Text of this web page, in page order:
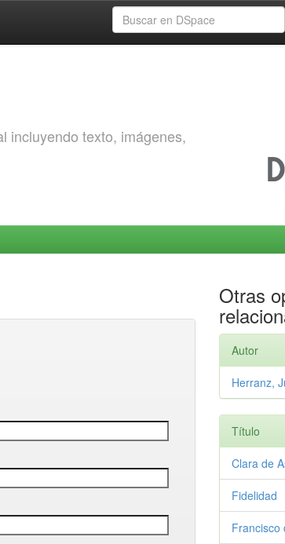
incluyendo texto, imágenes,
Otras
Autor
Herranz,
Título
Clara de
Fidelidad
Francisco